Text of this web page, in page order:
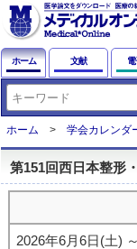
ホーム 文献
ホーム 学会カレンダ
第151回西日本整形
2026年6月6日(土)